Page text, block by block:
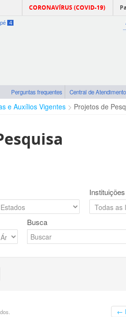
CORONAVÍRUS (COVID-19)
4
Perguntas frequentes Central de Atendimento
e Auxílios Vigentes Projetos de
Instituições
Busca
←